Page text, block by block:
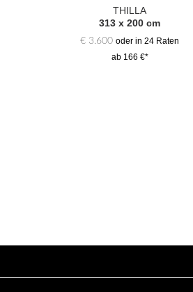
THILLA
313 x 200 cm
€ 3.600 oder in 24 Raten
ab 166 €*